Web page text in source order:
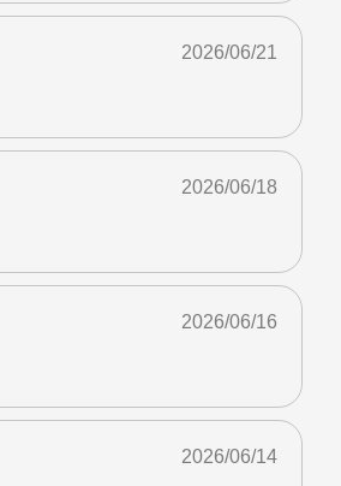
2026/06/21
2026/06/18
2026/06/16
2026/06/14